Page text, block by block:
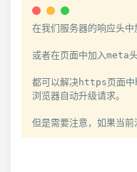
在我们服务器的响应头中
或者在页面中加入meta
都可以解决https页面中
浏览器自动升级请求。
但是需要注意，如果当